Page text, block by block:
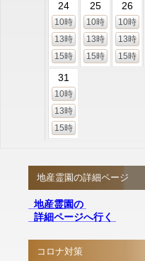
24
10時
13時
15時
25
10時
13時
15時
26
10時
13時
15時
31
10時
13時
15時
地産霊園の詳細ページ
地産霊園の
詳細ページへ行く
コロナ対策